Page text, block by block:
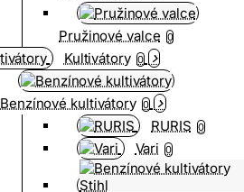
Pružinové valce 0
Kultivátory 0
Benzínové kultivátory 0
RURIS 0
Vari 0